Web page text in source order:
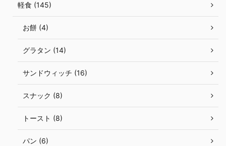
軽食 (145)
お餅 (4)
グラタン (14)
サンドウィッチ (16)
スナック (8)
トースト (8)
パン (6)